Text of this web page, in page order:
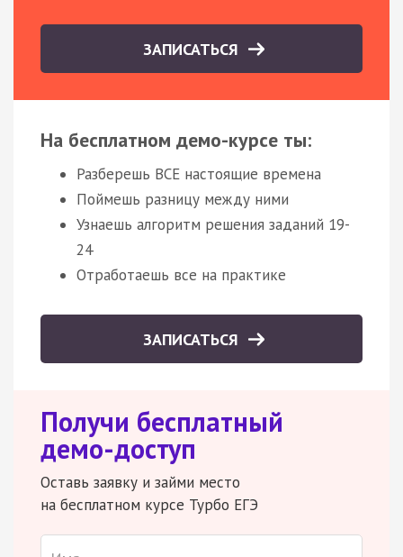
ЗАПИСАТЬСЯ
На бесплатном демо-курсе ты:
Разберешь ВСЕ настоящие времена
Поймешь разницу между ними
Узнаешь алгоритм решения заданий 19-
24
Отработаешь все на практике
ЗАПИСАТЬСЯ
Получи бесплатный
демо-доступ
Оставь заявку и займи место
на бесплатном курсе Турбо ЕГЭ